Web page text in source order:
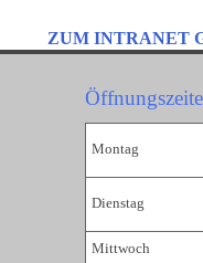
ZUM INTRANET
Montag
Dienstag
Mittwoch